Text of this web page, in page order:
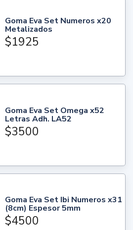
Goma Eva Set Numeros x20
Metalizados
$1925
Goma Eva Set Omega x52
Letras Adh. LA52
$3500
Goma Eva Set Ibi Numeros x31
(8cm) Espesor 5mm
$4500